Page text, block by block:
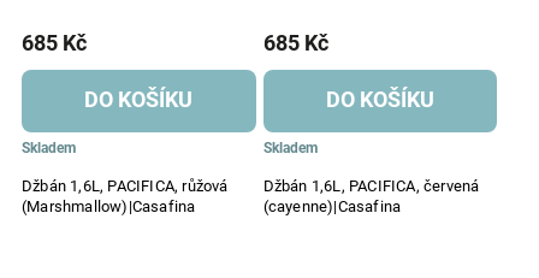
Džbán 1,6L, PACIFICA, růžová
(Marshmallow)|Casafina
Skladem
685 Kč
DO KOŠÍKU
Džbán 1,6L, PACIFICA, červená
(cayenne)|Casafina
Skladem
685 Kč
DO KOŠÍKU